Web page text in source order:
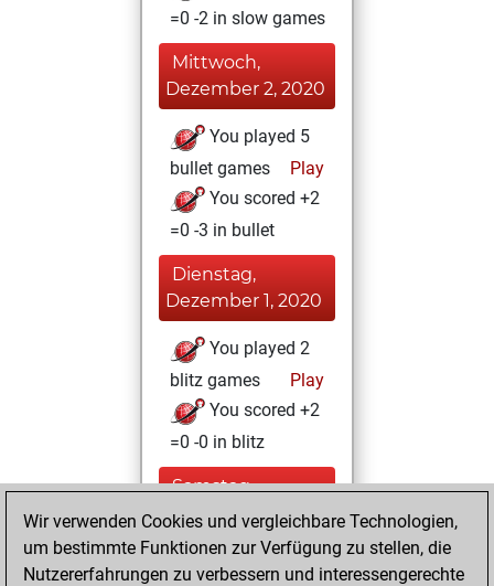
=0 -2 in slow games
Mittwoch,
Dezember 2, 2020
You played 5
bullet games
Play
You scored +2
=0 -3 in bullet
Dienstag,
Dezember 1, 2020
You played 2
blitz games
Play
You scored +2
=0 -0 in blitz
Samstag,
November 28,
2020
Wir verwenden Cookies und vergleichbare Technologien,
um bestimmte Funktionen zur Verfügung zu stellen, die
Nutzererfahrungen zu verbessern und interessengerechte